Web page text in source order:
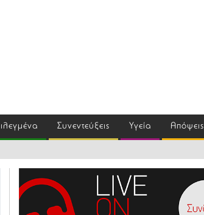
Συνεντεύξεις Υγεία Απόψεις